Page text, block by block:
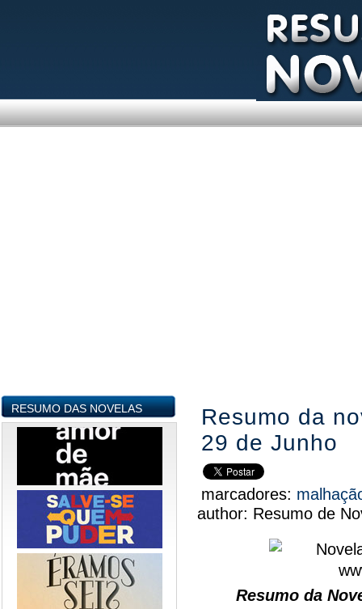
RESUMO DAS NOVELAS
Resumo da
29 de Junho
marcadores:
author: Resumo de
Resumo da